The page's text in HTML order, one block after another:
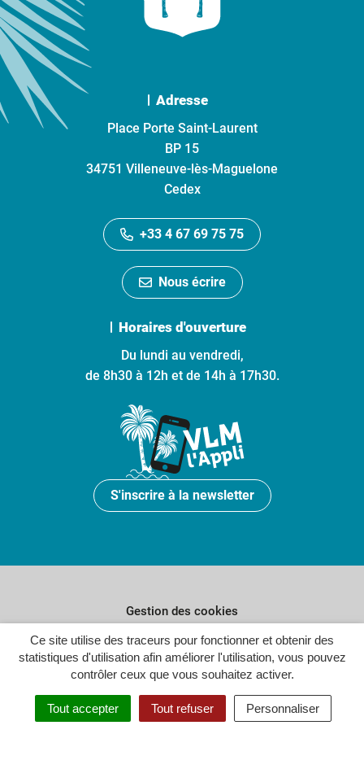
Ce site utilise des traceurs pour fonctionner et obtenir des
statistiques d'utilisation afin améliorer l'utilisation, vous pouvez
contrôler ceux que vous souhaitez activer.
Tout accepter Tout refuser Personnaliser
Adresse
Place Porte Saint-Laurent
BP 15
34751 Villeneuve-lès-Maguelone
Cedex
+33 4 67 69 75 75
Nous écrire
Horaires d'ouverture
Du lundi au vendredi,
de 8h30 à 12h et de 14h à 17h30.
S'inscrire à la newsletter
Gestion des cookies
Plan du site
Politique de confidentialité
Crédits